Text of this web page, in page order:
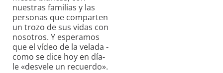
nuestras familias y las
personas que comparten
un trozo de sus vidas con
nosotros. Y esperamos
que el vídeo de la velada -
como se dice hoy en día-
le «desvele un recuerdo».